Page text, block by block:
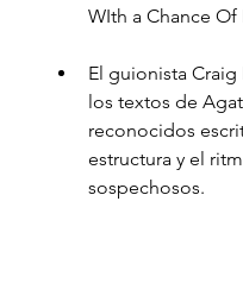
WIth a Chance
El guionista
los textos de
reconocidos
estructura y el
sospechosos.